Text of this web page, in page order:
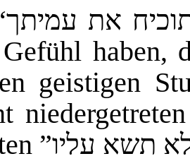
את עמיתך
haben,
geistigen
”תשא עליו